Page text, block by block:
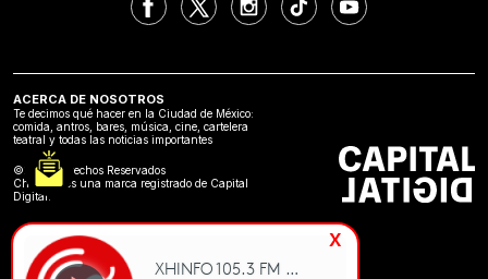
ACERCA DE NOSOTROS
Te decimos qué hacer en la Ciudad de México:
comida, antros, bares, música, cine, cartelera
teatral y todas las noticias importantes
©2024 Derechos Reservados
Chilango es una marca registrado de Capital
Digital.
x